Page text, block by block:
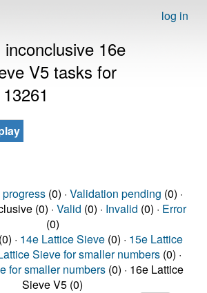
log in
16e
V5 tasks for
progress(0) · Validation pending (0) ·
(0) · Valid (0) · Invalid (0) · Error
(0)
(0) · 14e Lattice Sieve (0) · 15e Lattice
Sieve for smaller numbers (0) ·
for smaller numbers (0) · 16e Lattice
Sieve V5 (0)